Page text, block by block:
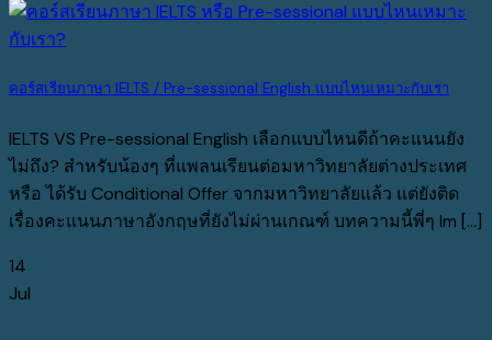
คอร์สเรียนภาษา IELTS / Pre-sessional English แบบไหนเหมาะกับเรา
IELTS VS Pre-sessional English เลือกแบบไหนดีถ้าคะแนนยัง
ไม่ถึง? สำหรับน้องๆ ที่แพลนเรียนต่อมหาวิทยาลัยต่างประเทศ
หรือ ได้รับ Conditional Offer จากมหาวิทยาลัยแล้ว แต่ยังติด
เรื่องคะแนนภาษาอังกฤษที่ยังไม่ผ่านเกณฑ์ บทความนี้พี่ๆ Im [...]
14
Jul